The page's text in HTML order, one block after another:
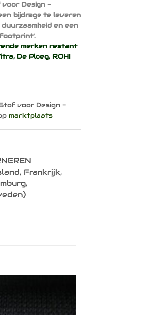
Design -
bijdrage te leveren
en een
merken restant
, De Ploeg, ROHI
voor Design -
marktplaats
Frankrijk,
verlanglijst